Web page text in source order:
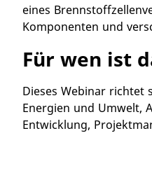
eines
Komponenten und
Für wen ist
Dieses Webinar richtet
Energien und Umwelt,
Entwicklung,